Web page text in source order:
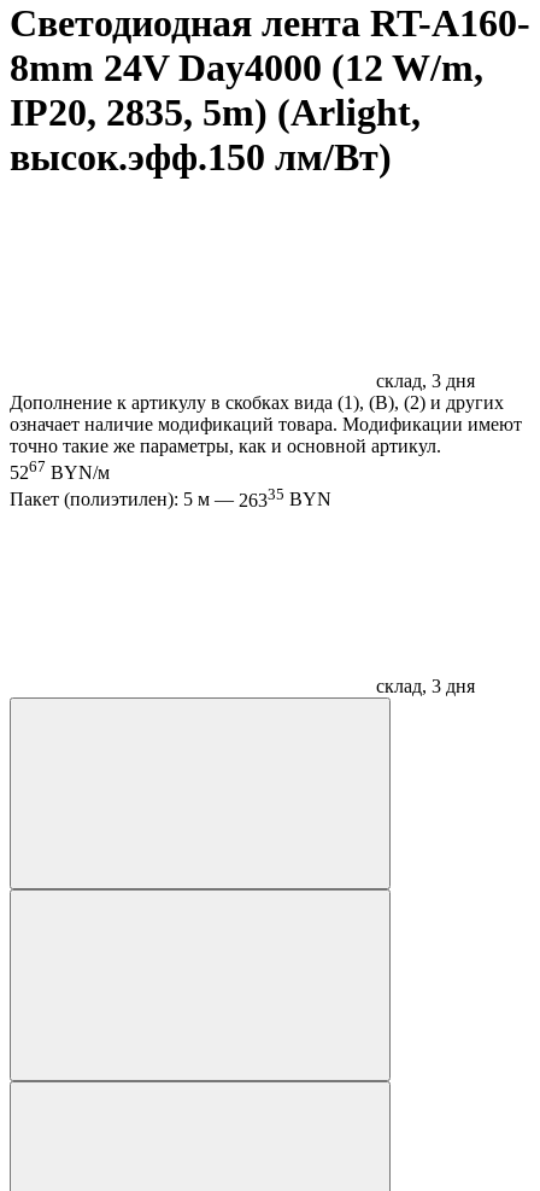
Светодиодная лента RT-A160-
8mm 24V Day4000 (12 W/m,
IP20, 2835, 5m) (Arlight,
высок.эфф.150 лм/Вт)
склад, 3 дня
Дополнение к артикулу в скобках вида (1), (B), (2) и других
означает наличие модификаций товара. Модификации имеют
точно такие же параметры, как и основной артикул.
5267 BYN/м
Пакет (полиэтилен): 5 м — 26335 BYN
склад, 3 дня